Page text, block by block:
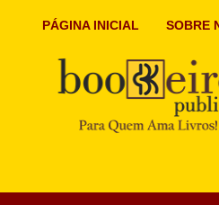
PÁGINA INICIAL SOBRE